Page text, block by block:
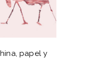
papel y